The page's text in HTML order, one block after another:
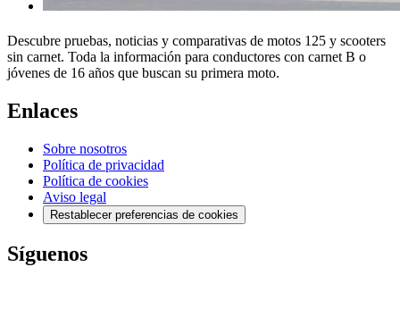
Descubre pruebas, noticias y comparativas de motos 125 y scooters
sin carnet. Toda la información para conductores con carnet B o
jóvenes de 16 años que buscan su primera moto.
Enlaces
Sobre nosotros
Política de privacidad
Política de cookies
Aviso legal
Restablecer preferencias de cookies
Síguenos